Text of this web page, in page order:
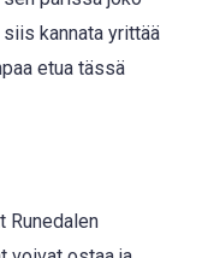
kannata yrittää
etua tässä
Runedalen